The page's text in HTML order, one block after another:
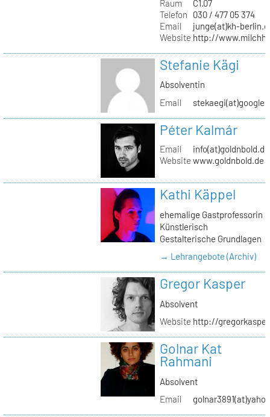
Raum
C1.07
Telefon
030 / 477 05 374
Email
junge(at)kh-
Website http://
Stefanie Kägi
Absolventin
Email
Péter Kalmár
Email
info(at)goldnbold.de
Website www.goldnbold.de
Kathi Käppel
ehemalige Gastprofessorin
Künstlerisch
Gestalterische Grundlagen
→ Lehrangebote (Archiv)
Gregor Kasper
Absolvent
Website http://
Golnar Kat
Rahmani
Absolvent
Email